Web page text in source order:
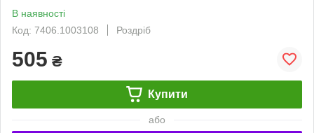
В наявності
Код: 7406.1003108
Роздріб
505 ₴
Купити
або